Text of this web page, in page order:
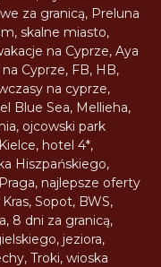
za granicą, Preluna
,skalne miasto,
na Cyprze,Aya
Cyprze, FB, HB,
na cyprze,
Blue Sea, Mellieha,
, ojcowski park
Kielce, hotel 4*,
Hiszpańskiego,
Praga, najlepsze oferty
,Sopot, BWS,
, 8 dni za granicą,
, jeziora,
,Troki,wioska